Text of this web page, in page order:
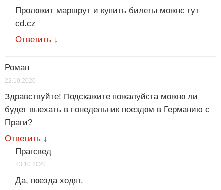
Проложит маршрут и купить билеты можно тут
cd.cz
Ответить ↓
Роман
22.10.2020
Здравствуйте! Подскажите пожалуйста можно ли
будет выехать в понедельник поездом в Германию с
Праги?
Ответить ↓
Праговед
23.10.2020
Да, поезда ходят.